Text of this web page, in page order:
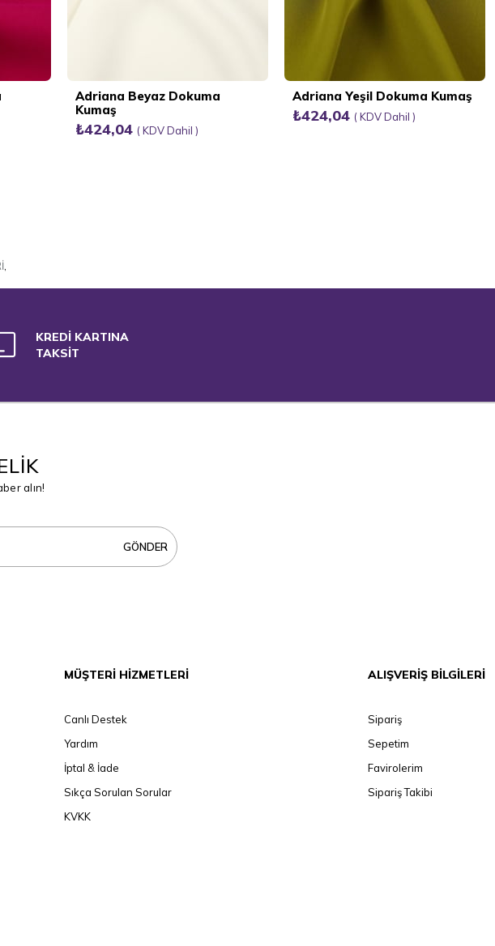
Adriana Beyaz Dokuma
Kumaş
₺424,04 KDV Dahil
Adriana Yeşil Dokuma Kumaş
₺424,04 KDV Dahil
,
KREDİ KARTINA
TAKSİT
alın!
GÖNDER
MÜŞTERİ HİZMETLERİ
Canlı Destek
Yardım
İptal & İade
Sıkça Sorulan Sorular
KVKK
ALIŞVERİŞ BİLGİLERİ
Sipariş
Sepetim
Favirolerim
Sipariş Takibi